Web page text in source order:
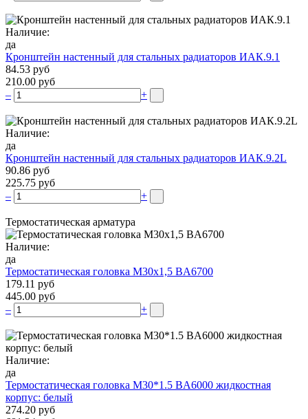
Наличие:
да
Кронштейн настенный для стальных радиаторов ИАК.9.1
84.53 руб
210.00 руб
–
+
Наличие:
да
Кронштейн настенный для стальных радиаторов ИАК.9.2L
90.86 руб
225.75 руб
–
+
Термостатическая арматура
Наличие:
да
Термостатическая головка М30х1,5 BA6700
179.11 руб
445.00 руб
–
+
Наличие:
да
Термостатическая головка M30*1.5 BA6000 жидкостная
корпус: белый
274.20 руб